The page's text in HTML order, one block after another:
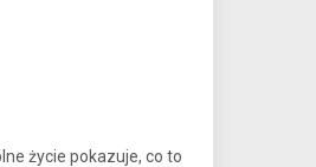
życie pokazuje, co to